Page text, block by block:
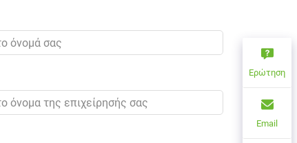
Ερώτηση
Email